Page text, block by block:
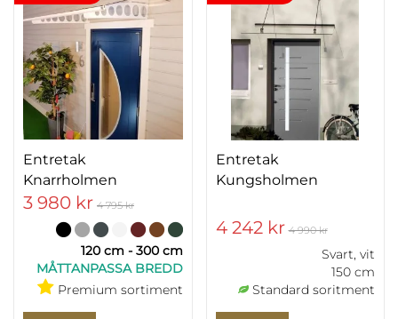
Entretak
Knarrholmen
3 980 kr 4 795 kr
120 cm - 300 cm
MÅTTANPASSA BREDD
Premium sortiment
Entretak
Kungsholmen
4 242 kr 4 990 kr
Svart, vit
150 cm
Standard soritment